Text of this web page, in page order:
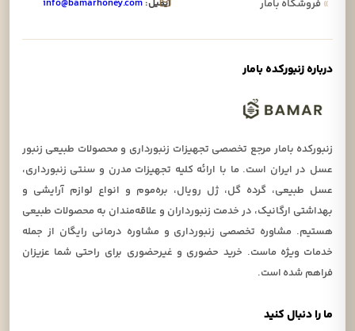
ما را دنبال کنید
»فروشگاه بامار
درباره زنبورکده بامار
زنبورکده بامار مرجع تخصصی تجهیزات زنبورداری و محصولات طبیعی زنبور
عسل در ایران است. ما با ارائه کلیه تجهیزات مدرن و سنتی زنبورداری،
عسل طبیعی، گرده گل، ژل رویال، بره‌موم و انواع لوازم آرایشی و
بهداشتی ارگانیک، در خدمت زنبورداران و علاقه‌مندان به محصولات طبیعی
هستیم. مشاوره تخصصی زنبورداری و مشاوره درمانی رایگان از جمله
خدمات ویژه ماست. خرید حضوری و غیرحضوری برای راحتی شما عزیزان
فراهم شده است.